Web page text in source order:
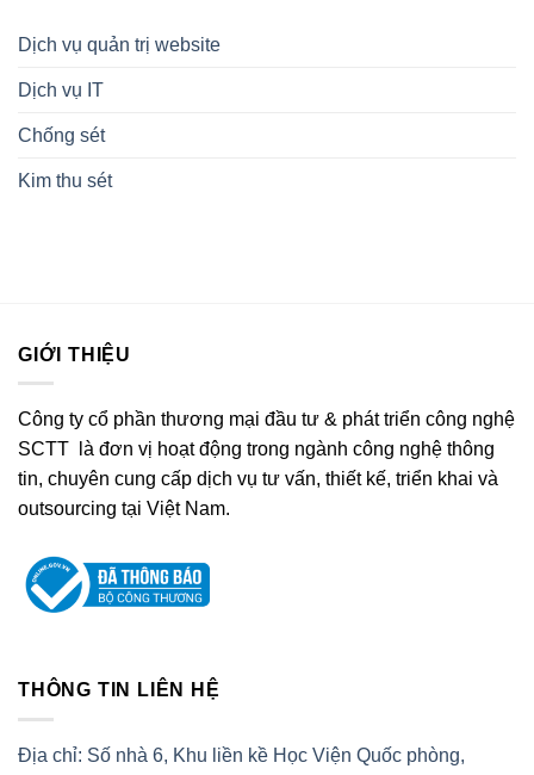
Dịch vụ quản trị website
Dịch vụ IT
Chống sét
Kim thu sét
GIỚI THIỆU
Công ty cổ phần thương mại đầu tư & phát triển công nghệ
SCTT là đơn vị hoạt động trong ngành công nghệ thông
tin, chuyên cung cấp dịch vụ tư vấn, thiết kế, triển khai và
outsourcing tại Việt Nam.
THÔNG TIN LIÊN HỆ
Địa chỉ: Số nhà 6, Khu liền kề Học Viện Quốc phòng,